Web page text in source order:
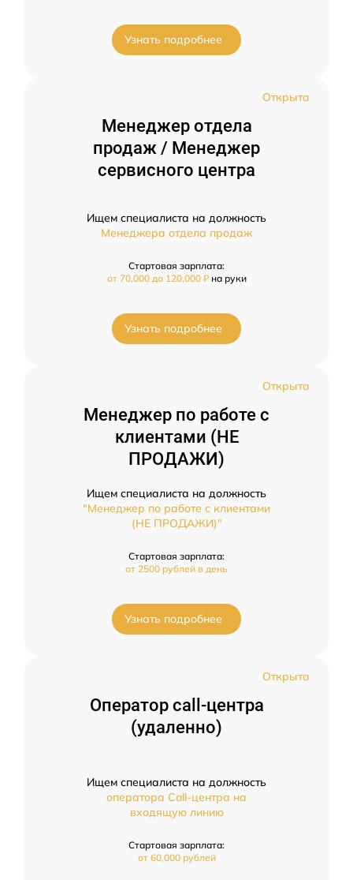
Узнать подробнее
Открыта
Менеджер отдела
продаж / Менеджер
сервисного центра
Ищем специалиста на должность
Менеджера отдела продаж
Стартовая зарплата:
от 70,000 до 120,000 ₽ на руки
Узнать подробнее
Открыта
Менеджер по работе с
клиентами (НЕ
ПРОДАЖИ)
Ищем специалиста на должность
"Менеджер по работе с клиентами
(НЕ ПРОДАЖИ)"
Стартовая зарплата:
от 2500 рублей в день
Узнать подробнее
Открыта
Оператор call-центра
(удаленно)
Ищем специалиста на должность
оператора Call-центра на
входящую линию
Стартовая зарплата:
от 60,000 рублей